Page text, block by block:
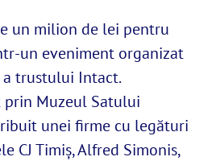
un milion de lei pentru
un eveniment organizat
a trustului Intact.
Muzeul Satului
unei firme cu legături
CJ Timiş, Alfred Simonis,